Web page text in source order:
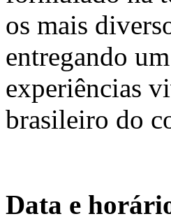
os mais
entregando
experiências
brasileiro do
Data e